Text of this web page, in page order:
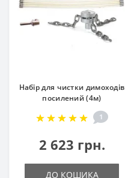
Набір для чистки димоходів
посилений (4м)
1
2 623 грн.
ДО КОШИКА